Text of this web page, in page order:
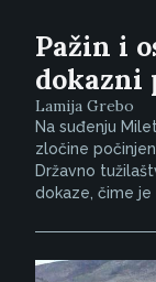
Pažin i
dokazni
Lamija Grebo
Na suđenju
zločine
Državno
dokaze, čime je